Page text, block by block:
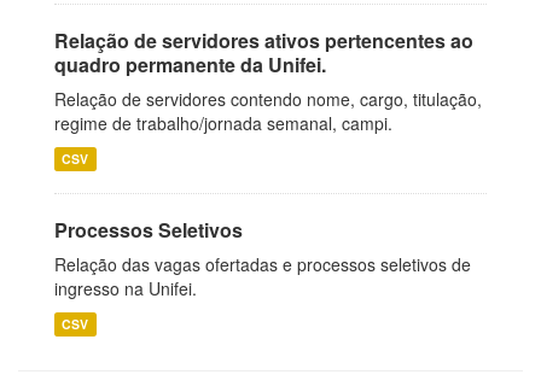
Relação de servidores ativos pertencentes ao
quadro permanente da Unifei.
Relação de servidores contendo nome, cargo, titulação,
regime de trabalho/jornada semanal, campi.
CSV
Processos Seletivos
Relação das vagas ofertadas e processos seletivos de
ingresso na Unifei.
CSV